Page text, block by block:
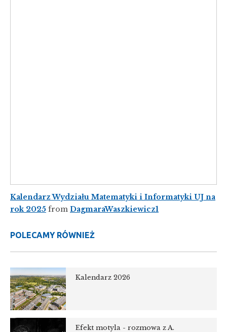
Kalendarz Wydziału Matematyki i Informatyki UJ na
rok 2025 from DagmaraWaszkiewicz1
POLECAMY RÓWNIEŻ
Kalendarz 2026
Efekt motyla - rozmowa z A.